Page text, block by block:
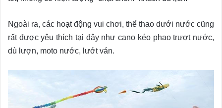
Ngoài ra, các hoạt động vui chơi, thể thao dưới nước cũng
rất được yêu thích tại đây như cano kéo phao trượt nước,
dù lượn, moto nước, lướt ván.